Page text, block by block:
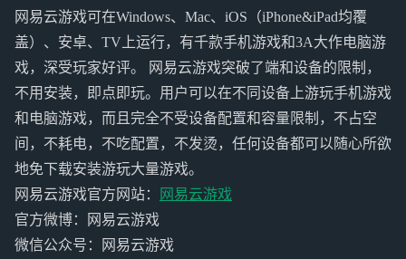
网易云游戏可在Windows、Mac、iOS（iPhone&iPad均覆
盖）、安卓、TV上运行，有千款手机游戏和3A大作电脑游
戏，深受玩家好评。 网易云游戏突破了端和设备的限制，
不用安装，即点即玩。用户可以在不同设备上游玩手机游戏
和电脑游戏，而且完全不受设备配置和容量限制，不占空
间，不耗电，不吃配置，不发烫，任何设备都可以随心所欲
地免下载安装游玩大量游戏。
网易云游戏官方网站：
网易云游戏
官方微博：网易云游戏
微信公众号：网易云游戏